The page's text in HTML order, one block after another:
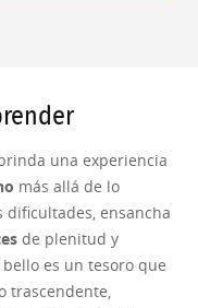
una experiencia
más allá de lo
dificultades, ensancha
de plenitud y
es un tesoro que
trascendente,